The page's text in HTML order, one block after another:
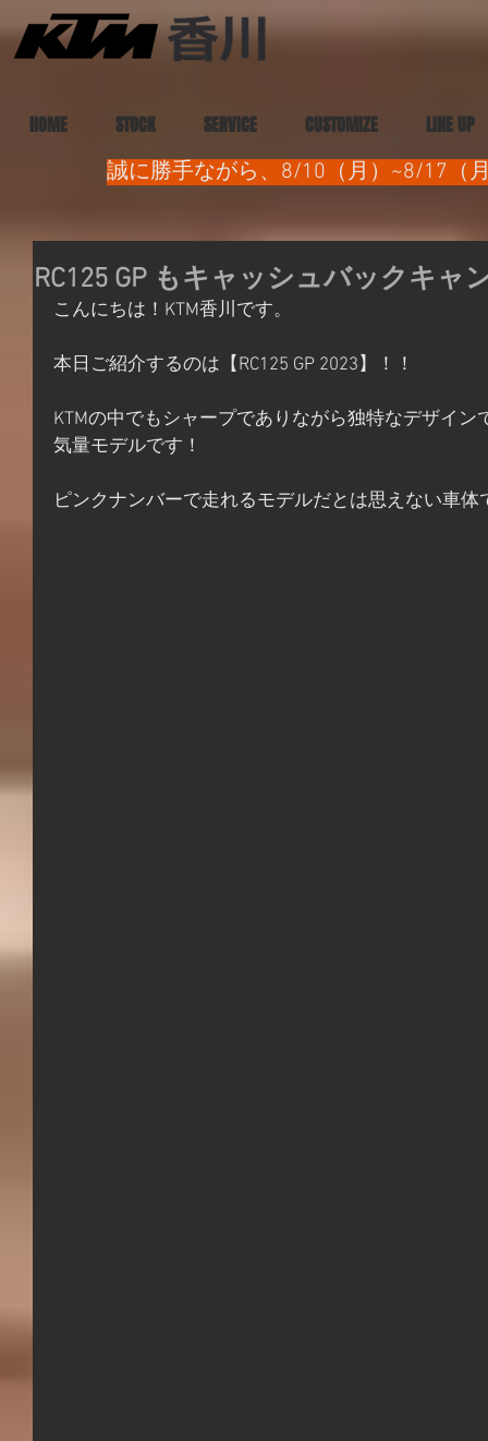
HOME STOCK SERVICE CUSTOMIZE LINE UP
誠に勝手ながら、8/10（月）~8/17（
RC125 GP もキャッシュバックキャ
こんにちは！KTM香川です。
本日ご紹介するのは【RC125 GP 2023】！！
KTMの中でもシャープでありながら独特なデザイン
気量モデルです！
ピンクナンバーで走れるモデルだとは思えない車